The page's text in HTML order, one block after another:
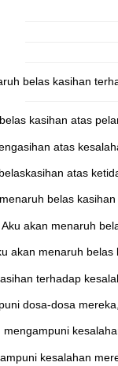
belas kasihan
kasihan atas
atas
atas
belas
Aku akan menaruh
akan menaruh
terhadap
dosa-dosa
mengampuni
kesalahan